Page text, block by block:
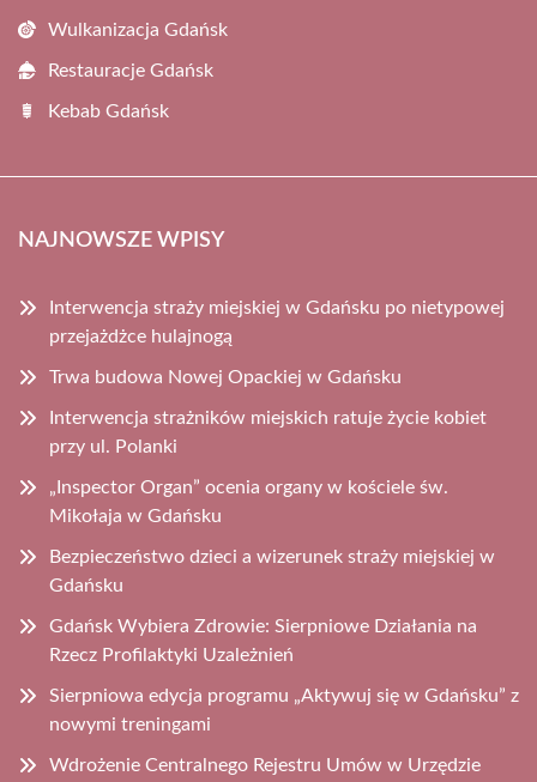
Wulkanizacja Gdańsk
Restauracje Gdańsk
Kebab Gdańsk
NAJNOWSZE WPISY
Interwencja straży miejskiej w Gdańsku po nietypowej
przejażdżce hulajnogą
Trwa budowa Nowej Opackiej w Gdańsku
Interwencja strażników miejskich ratuje życie kobiet
przy ul. Polanki
„Inspector Organ” ocenia organy w kościele św.
Mikołaja w Gdańsku
Bezpieczeństwo dzieci a wizerunek straży miejskiej w
Gdańsku
Gdańsk Wybiera Zdrowie: Sierpniowe Działania na
Rzecz Profilaktyki Uzależnień
Sierpniowa edycja programu „Aktywuj się w Gdańsku” z
nowymi treningami
Wdrożenie Centralnego Rejestru Umów w Urzędzie